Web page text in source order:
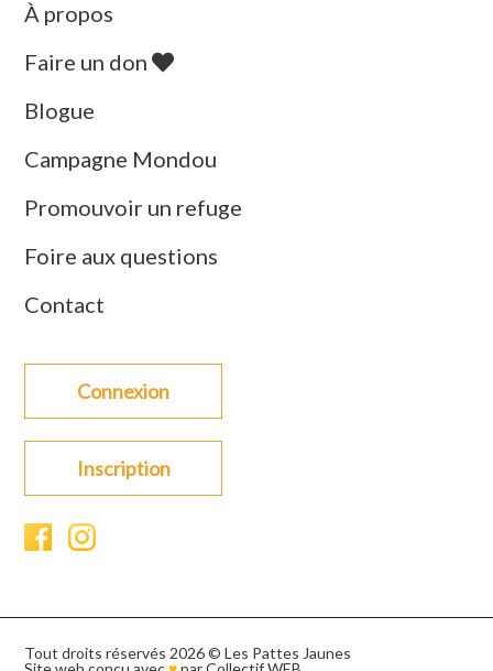
À propos
Faire un don
Blogue
Campagne Mondou
Promouvoir un refuge
Foire aux questions
Contact
Connexion
Inscription
Tout droits réservés 2026 © Les Pattes Jaunes